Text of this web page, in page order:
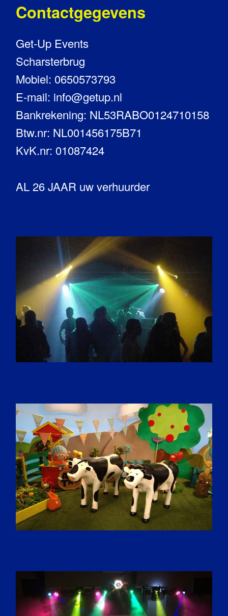
Contactgegevens
Get-Up Events
Scharsterbrug
Mobiel: 0650573793
E-mail: info@getup.nl
Bankrekening: NL53RABO0124710158
Btw.nr: NL001456175B71
KvK.nr: 01087424
AL 26 JAAR uw verhuurder